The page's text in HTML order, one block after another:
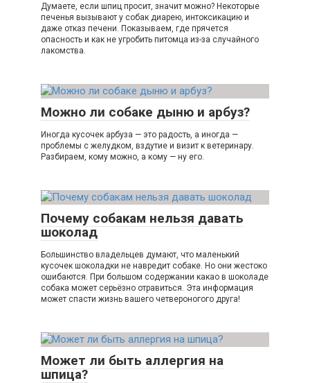
Думаете, если шпиц просит, значит можно? Некоторые
печенья вызывают у собак диарею, интоксикацию и
даже отказ печени. Показываем, где прячется
опасность и как не угробить питомца из-за случайного
лакомства.
Можно ли собаке дыню и арбуз?
Иногда кусочек арбуза — это радость, а иногда —
проблемы с желудком, вздутие и визит к ветеринару.
Разбираем, кому можно, а кому — ну его.
Почему собакам нельзя давать
шоколад
Большинство владельцев думают, что маленький
кусочек шоколадки не навредит собаке. Но они жестоко
ошибаются. При большом содержании какао в шоколаде
собака может серьёзно отравиться. Эта информация
может спасти жизнь вашего четвероногого друга!
Может ли быть аллергия на
шпица?